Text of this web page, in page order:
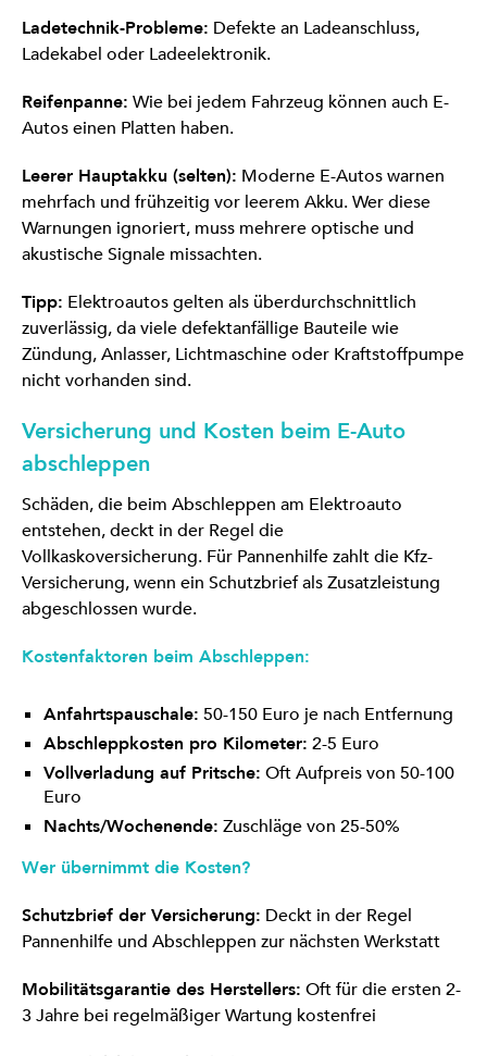
Ladetechnik-Probleme: Defekte an Ladeanschluss,
Ladekabel oder Ladeelektronik.
Reifenpanne: Wie bei jedem Fahrzeug können auch E-
Autos einen Platten haben.
Leerer Hauptakku (selten): Moderne E-Autos warnen
mehrfach und frühzeitig vor leerem Akku. Wer diese
Warnungen ignoriert, muss mehrere optische und
akustische Signale missachten.
Tipp: Elektroautos gelten als überdurchschnittlich
zuverlässig, da viele defektanfällige Bauteile wie
Zündung, Anlasser, Lichtmaschine oder Kraftstoffpumpe
nicht vorhanden sind.
Versicherung und Kosten beim E-Auto
abschleppen
Schäden, die beim Abschleppen am Elektroauto
entstehen, deckt in der Regel die
Vollkaskoversicherung. Für Pannenhilfe zahlt die Kfz-
Versicherung, wenn ein Schutzbrief als Zusatzleistung
abgeschlossen wurde.
Kostenfaktoren beim Abschleppen:
Anfahrtspauschale: 50-150 Euro je nach Entfernung
Abschleppkosten pro Kilometer: 2-5 Euro
Vollverladung auf Pritsche: Oft Aufpreis von 50-100
Euro
Nachts/Wochenende: Zuschläge von 25-50%
Wer übernimmt die Kosten?
Schutzbrief der Versicherung: Deckt in der Regel
Pannenhilfe und Abschleppen zur nächsten Werkstatt
Mobilitätsgarantie des Herstellers: Oft für die ersten 2-
3 Jahre bei regelmäßiger Wartung kostenfrei